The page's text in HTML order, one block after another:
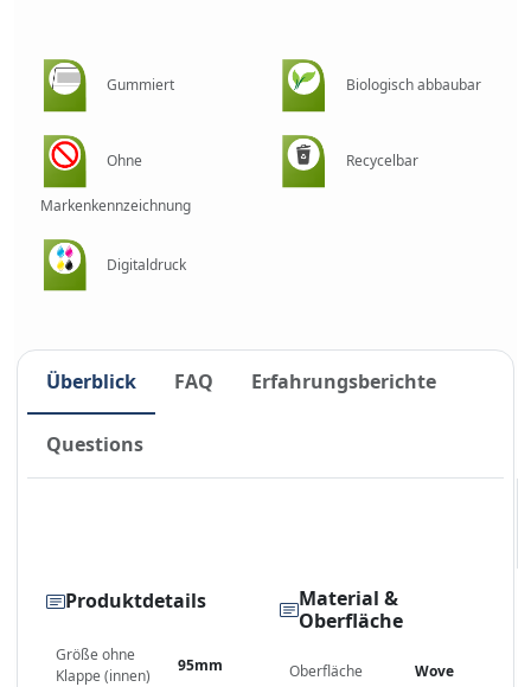
Gummiert Biologisch abbaubar
Ohne
Markenkennzeichnung
Recycelbar
Digitaldruck
Überblick FAQ Erfahrungsberichte
Questions
Produktdetails
Größe ohne
Klappe (innen)
95mm
Material &
Oberfläche
Oberfläche Wove